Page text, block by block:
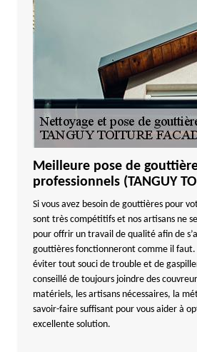
Meilleure pose de
professionnels (TANGUY
Si vous avez besoin de gouttières pour
sont très compétitifs et nos artisans ne
pour offrir un travail de qualité afin de
gouttières fonctionneront comme il
éviter tout souci de trouble et de
conseillé de toujours joindre des
matériels, les artisans nécessaires, la
savoir-faire suffisant pour vous aider à
excellente solution.